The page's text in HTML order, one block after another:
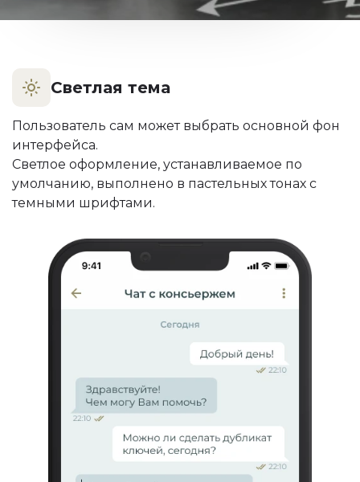
Светлая тема
Пользователь сам может выбрать основной фон
интерфейса.
Светлое оформление, устанавливаемое по
умолчанию, выполнено в пастельных тонах с
темными шрифтами.